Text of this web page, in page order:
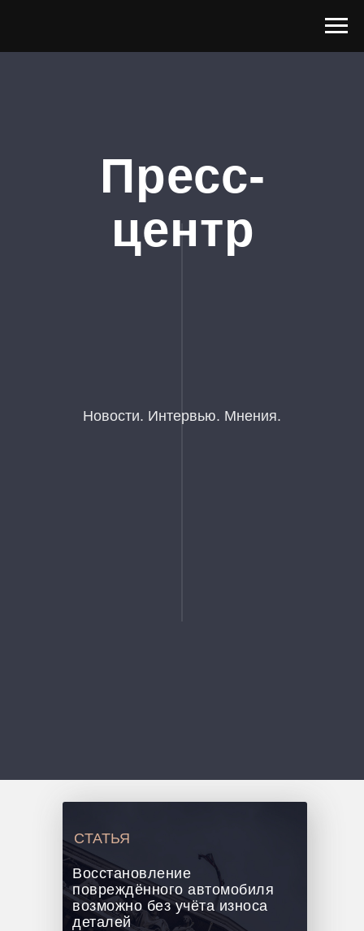
Пресс-
центр
Новости. Интервью. Мнения.
CТАТЬЯ
Восстановление
повреждённого автомобиля
возможно без учёта износа
деталей